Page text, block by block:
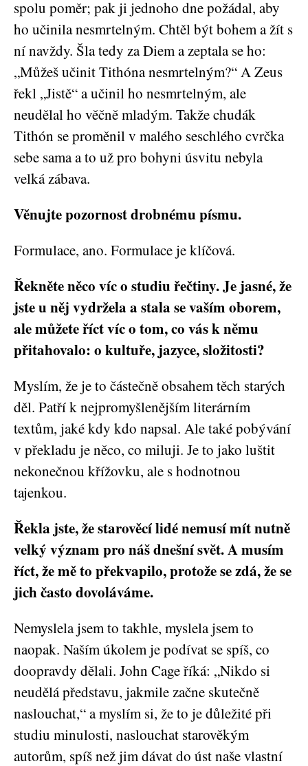
spolu poměr; pak ji jednoho dne požádal, aby
ho učinila nesmrtelným. Chtěl být bohem a žít s
ní navždy. Šla tedy za Diem a zeptala se ho:
„Můžeš učinit Tithóna nesmrtelným?“ A Zeus
řekl „Jistě“ a učinil ho nesmrtelným, ale
neudělal ho věčně mladým. Takže chudák
Tithón se proměnil v malého seschlého cvrčka
sebe sama a to už pro bohyni úsvitu nebyla
velká zábava.
Věnujte pozornost drobnému písmu.
Formulace, ano. Formulace je klíčová.
Řekněte něco víc o studiu řečtiny. Je jasné, že
jste u něj vydržela a stala se vaším oborem,
ale můžete říct víc o tom, co vás k němu
přitahovalo: o kultuře, jazyce, složitosti?
Myslím, že je to částečně obsahem těch starých
děl. Patří k nejpromyšlenějším literárním
textům, jaké kdy kdo napsal. Ale také pobývání
v překladu je něco, co miluji. Je to jako luštit
nekonečnou křížovku, ale s hodnotnou
tajenkou.
Řekla jste, že starověcí lidé nemusí mít nutně
velký význam pro náš dnešní svět. A musím
říct, že mě to překvapilo, protože se zdá, že se
jich často dovoláváme.
Nemyslela jsem to takhle, myslela jsem to
naopak. Naším úkolem je podívat se spíš, co
doopravdy dělali. John Cage říká: „Nikdo si
neudělá představu, jakmile začne skutečně
naslouchat,“ a myslím si, že to je důležité při
studiu minulosti, naslouchat starověkým
autorům, spíš než jim dávat do úst naše vlastní